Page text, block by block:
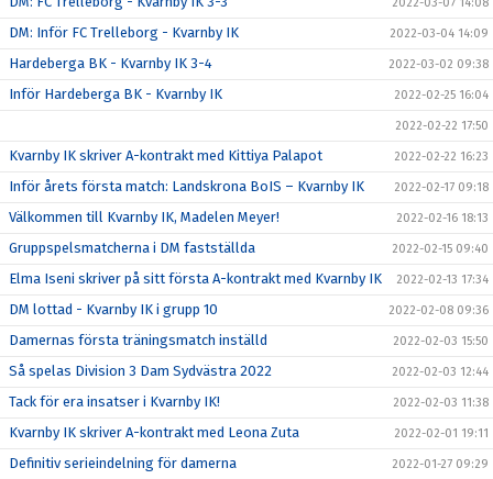
DM: Inför FC Trelleborg - Kvarnby IK 2022-03-04 14:09
Hardeberga BK - Kvarnby IK 3-4 2022-03-02 09:38
Inför Hardeberga BK - Kvarnby IK 2022-02-25 16:04
2022-02-22 17:50
Kvarnby IK skriver A-kontrakt med Kittiya Palapot 2022-02-22 16:23
Inför årets första match: Landskrona BoIS – Kvarnby IK 2022-02-17 09:18
Välkommen till Kvarnby IK, Madelen Meyer! 2022-02-16 18:13
Gruppspelsmatcherna i DM fastställda 2022-02-15 09:40
Elma Iseni skriver på sitt första A-kontrakt med Kvarnby IK 2022-02-13 17:34
DM lottad - Kvarnby IK i grupp 10 2022-02-08 09:36
Damernas första träningsmatch inställd 2022-02-03 15:50
Så spelas Division 3 Dam Sydvästra 2022 2022-02-03 12:44
Tack för era insatser i Kvarnby IK! 2022-02-03 11:38
Kvarnby IK skriver A-kontrakt med Leona Zuta 2022-02-01 19:11
Definitiv serieindelning för damerna 2022-01-27 09:29